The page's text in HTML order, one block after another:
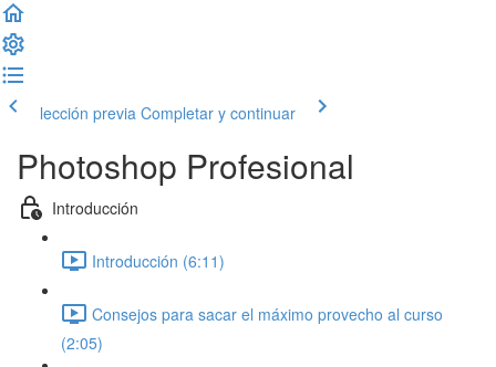
lección previa Completar y continuar
Photoshop Profesional
Introducción
Introducción (6:11)
Consejos para sacar el máximo provecho al curso
(2:05)